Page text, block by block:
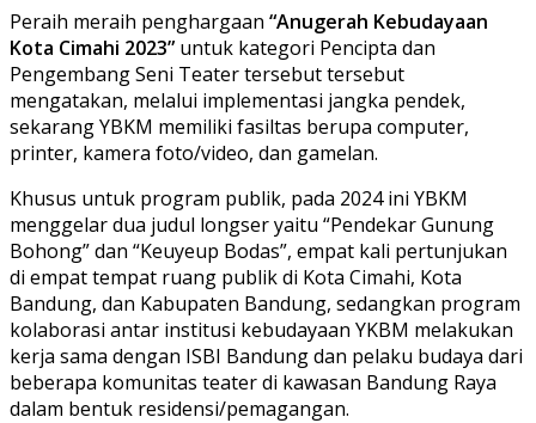
Peraih meraih penghargaan “Anugerah Kebudayaan
Kota Cimahi 2023” untuk kategori Pencipta dan
Pengembang Seni Teater tersebut tersebut
mengatakan, melalui implementasi jangka pendek,
sekarang YBKM memiliki fasiltas berupa computer,
printer, kamera foto/video, dan gamelan.
Khusus untuk program publik, pada 2024 ini YBKM
menggelar dua judul longser yaitu “Pendekar Gunung
Bohong” dan “Keuyeup Bodas”, empat kali pertunjukan
di empat tempat ruang publik di Kota Cimahi, Kota
Bandung, dan Kabupaten Bandung, sedangkan program
kolaborasi antar institusi kebudayaan YKBM melakukan
kerja sama dengan ISBI Bandung dan pelaku budaya dari
beberapa komunitas teater di kawasan Bandung Raya
dalam bentuk residensi/pemagangan.